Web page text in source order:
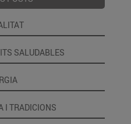
SALUDABLES
I TRADICIONS